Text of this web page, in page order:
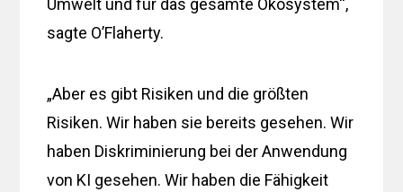
sagte O’Flaherty.
„Aber es gibt Risiken und die größten
Risiken. Wir haben sie bereits gesehen. Wir
haben Diskriminierung bei der Anwendung
von KI gesehen. Wir haben die Fähigkeit